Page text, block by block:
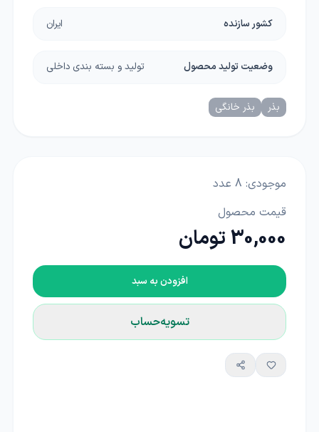
کشور سازنده ایران
وضعیت تولید محصول تولید و بسته بندی داخلی
بذر بذر خانگی
موجودی: 8 عدد
قیمت محصول
30,000 تومان
افزودن به سبد
تسویه‌حساب